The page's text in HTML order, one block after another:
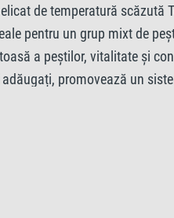
de temperatură
pentru un grup mixt de
a peștilor, vitalitate și
promovează un
curată și limpede.